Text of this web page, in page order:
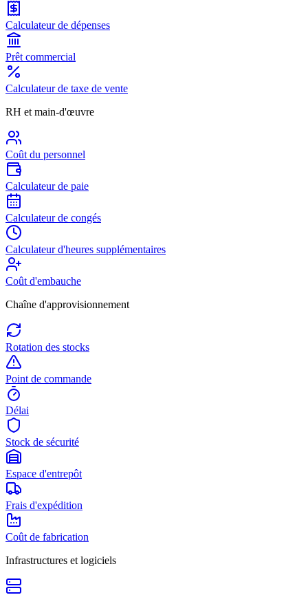
Calculateur de dépenses
Prêt commercial
Calculateur de taxe de vente
RH et main-d'œuvre
Coût du personnel
Calculateur de paie
Calculateur de congés
Calculateur d'heures supplémentaires
Coût d'embauche
Chaîne d'approvisionnement
Rotation des stocks
Point de commande
Délai
Stock de sécurité
Espace d'entrepôt
Frais d'expédition
Coût de fabrication
Infrastructures et logiciels